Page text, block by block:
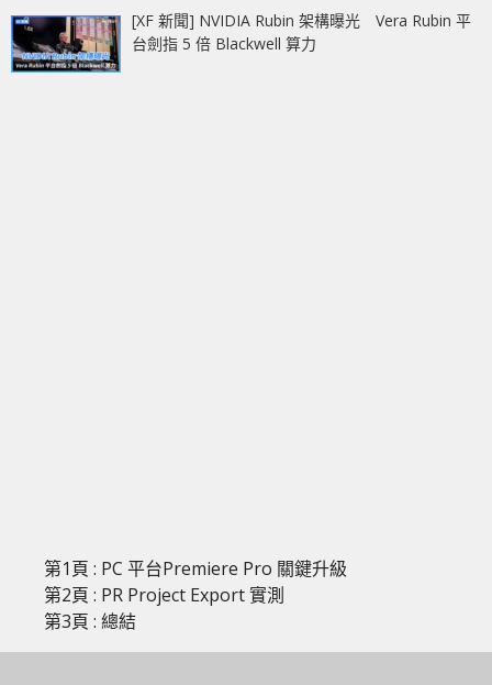
[XF 新聞] NVIDIA Rubin 架構曝光 Vera Rubin 平
台劍指 5 倍 Blackwell 算力
第1頁 : PC 平台Premiere Pro 關鍵升級
第2頁 : PR Project Export 實測
第3頁 : 總結